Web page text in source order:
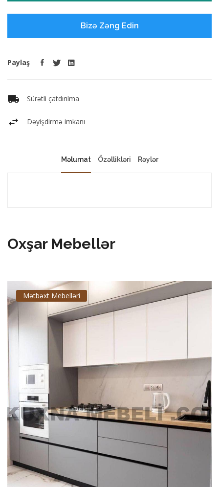
Bizə Zəng Edin
Paylaş
Sürətli çatdırılma
Dəyişdirmə imkanı
Məlumat Özəllikləri Rəylər
Oxşar Mebellər
Mətbəxt Mebelləri